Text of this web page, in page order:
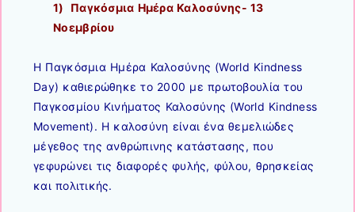
1) Παγκόσμια Ημέρα Καλοσύνης- 13
Νοεμβρίου
Η Παγκόσμια Ημέρα Καλοσύνης (World Kindness
Day) καθιερώθηκε το 2000 με πρωτοβουλία του
Παγκοσμίου Κινήματος Καλοσύνης (World Kindness
Movement). Η καλοσύνη είναι ένα θεμελιώδες
μέγεθος της ανθρώπινης κατάστασης, που
γεφυρώνει τις διαφορές φυλής, φύλου, θρησκείας
και πολιτικής.